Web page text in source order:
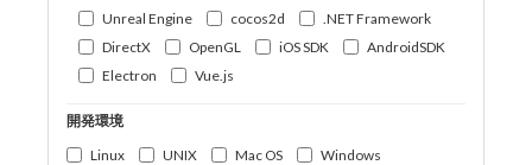
Unreal Engine
cocos2d
.NET Framework
DirectX
OpenGL iOS SDK
AndroidSDK
Electron
Vue.js
開発環境
Linux
UNIX Mac OS
Windows